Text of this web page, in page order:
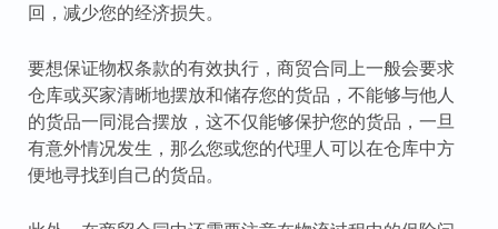
回，减少您的经济损失。
要想保证物权条款的有效执行，商贸合同上一般会要求
仓库或买家清晰地摆放和储存您的货品，不能够与他人
的货品一同混合摆放，这不仅能够保护您的货品，一旦
有意外情况发生，那么您或您的代理人可以在仓库中方
便地寻找到自己的货品。